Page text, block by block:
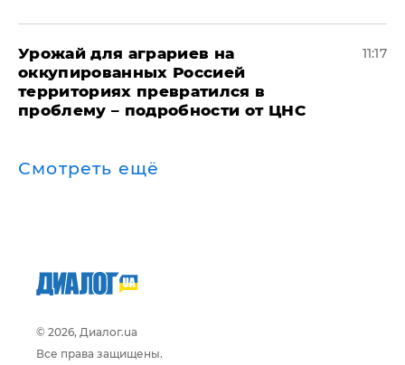
Урожай для аграриев на
оккупированных Россией
территориях превратился в
проблему – подробности от ЦНС
11:17
Смотреть ещё
© 2026, Диалог.ua
Все права защищены.